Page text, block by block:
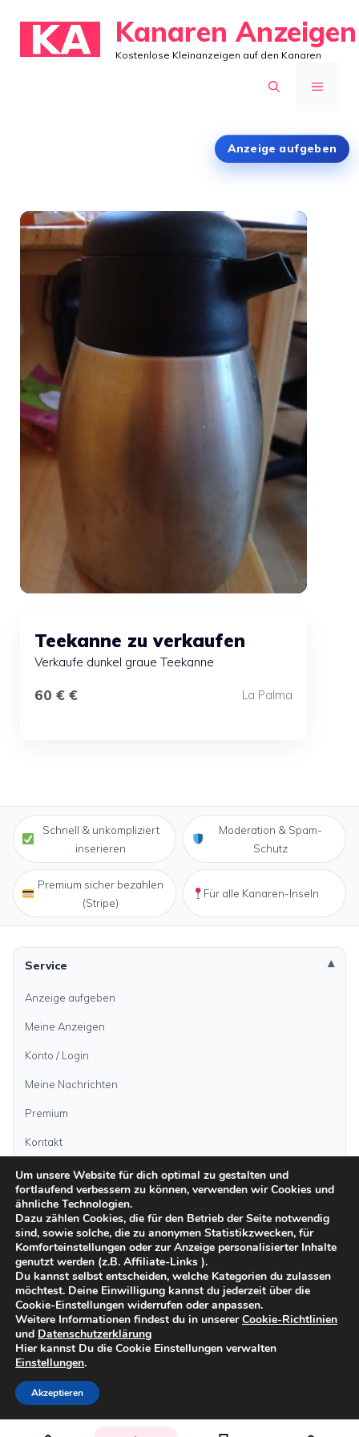
Inhalt
springen
Kanaren Anzeigen
Kostenlose Kleinanzeigen auf den Kanaren
MENÜ
Anzeige aufgeben
Teekanne zu verkaufen
Verkaufe dunkel graue Teekanne
60 € € La Palma
Schnell & unkompliziert
inserieren
Moderation & Spam-
Schutz
Premium sicher bezahlen
(Stripe)
Für alle Kanaren-Inseln
Service
Anzeige aufgeben
Meine Anzeigen
Konto / Login
Meine Nachrichten
Premium
Kontakt
Anzeige aufgeben
Kategorien
Inseln
ImpressumDatenschutzAGB Sicher inserierenModerationsrichtlinien
Um unsere Website für dich optimal zu gestalten und
fortlaufend verbessern zu können, verwenden wir Cookies und
ähnliche Technologien.
Dazu zählen Cookies, die für den Betrieb der Seite notwendig
sind, sowie solche, die zu anonymen Statistikzwecken, für
Komforteinstellungen oder zur Anzeige personalisierter Inhalte
genutzt werden (z.B. Affiliate-Links ).
Du kannst selbst entscheiden, welche Kategorien du zulassen
möchtest. Deine Einwilligung kannst du jederzeit über die
Cookie-Einstellungen widerrufen oder anpassen.
Weitere Informationen findest du in unsererCookie-Richtlinien
und Datenschutzerklärung
Hier kannst Du die Cookie Einstellungen verwalten
Einstellungen.
Akzeptieren